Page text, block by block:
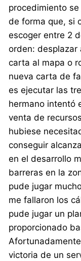
procedimiento
de forma que, si
escoger entre 2
orden: desplazar
carta al mapa o
nueva carta de
es ejecutar las
hermano intentó
venta de
hubiese
conseguir
en el desarrollo
barreras en la
pude jugar
me fallaron los
pude jugar un
proporcionado
victoria de un